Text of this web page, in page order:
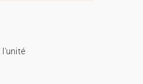
l'unité